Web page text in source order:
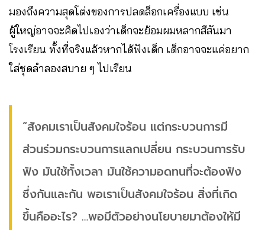
มองถึงความสุดโต่งของการปลดล็อกเครื่องแบบ เช่น
ผู้ใหญ่อาจจะคิดไปเองว่าเด็กจะย้อมผมหลากสีสันมา
โรงเรียน ทั้งที่จริงแล้วหากได้ฟังเด็ก เด็กอาจจะแค่อยาก
ใส่ชุดลำลองสบาย ๆ ไปเรียน
“สังคมเราเป็นสังคมใจร้อน แต่กระบวนการมี
ส่วนร่วมกระบวนการแลกเปลี่ยน กระบวนการรับ
ฟัง มันใช้ทั้งเวลา มันใช้ความอดทนที่จะต้องฟัง
ซึ่งกันและกัน พอเราเป็นสังคมใจร้อน สิ่งที่เกิด
ขึ้นคืออะไร? …พอมีตัวอย่างนโยบายมาต้องให้มี